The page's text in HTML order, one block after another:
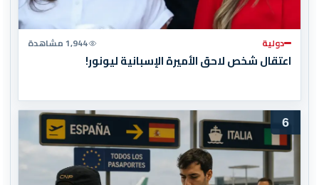
دولية 1,944 مشاهدة
اعتقال شخص لاحق الأميرة الإسبانية ليونور!
6